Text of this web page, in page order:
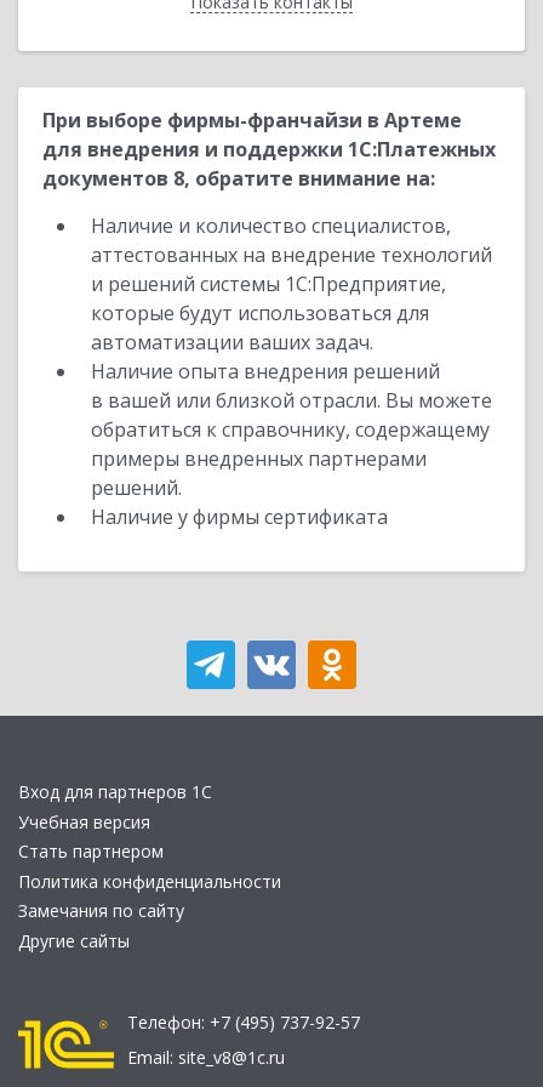
При выборе фирмы-франчайзи в Артеме
для внедрения и поддержки 1С:Платежных
документов 8, обратите внимание на:
Наличие и количество специалистов,
аттестованных на внедрение технологий
и решений системы 1С:Предприятие,
которые будут использоваться для
автоматизации ваших задач.
Наличие опыта внедрения решений
в вашей или близкой отрасли. Вы можете
обратиться к справочнику, содержащему
примеры внедренных партнерами
решений.
Наличие у фирмы сертификата
Вход для партнеров 1С
Учебная версия
Стать партнером
Политика конфиденциальности
Замечания по сайту
Другие сайты
Телефон: +7 (495) 737-92-57
Email: site_v8@1c.ru